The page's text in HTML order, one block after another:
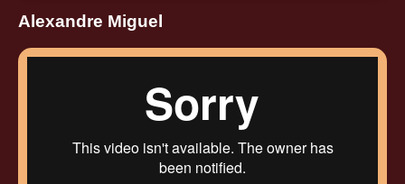
Alexandre Miguel